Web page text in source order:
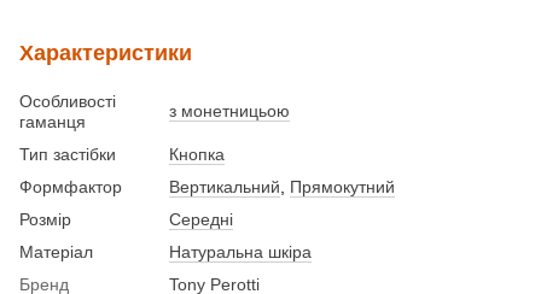
Характеристики
Особливості
гаманця
з монетницьою
Тип застібки
Кнопка
Формфактор
Вертикальний
Прямокутний
Розмір
Середні
Матеріал
Натуральна шкіра
Бренд
Tony Perotti